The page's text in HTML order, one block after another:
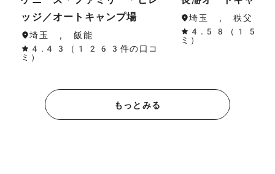
ッジ／オートキャンプ場
埼玉 , 飯能
4.43（1263件の口コ
ミ）
埼玉 , 秩父・長
4.58（1545
ミ）
もっとみる